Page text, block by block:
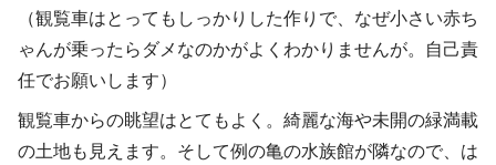
（観覧車はとってもしっかりした作りで、なぜ小さい赤ち
ゃんが乗ったらダメなのかがよくわかりませんが。自己責
任でお願いします）
観覧車からの眺望はとてもよく。綺麗な海や未開の緑満載
の土地も見えます。そして例の亀の水族館が隣なので、は